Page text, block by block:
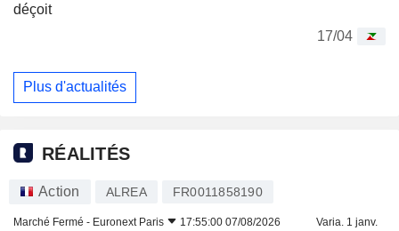
déçoit
17/04
Plus d'actualités
RÉALITÉS
Action ALREA FR0011858190
Marché Fermé - Euronext Paris 17:55:00 07/08/2026 Varia. 1 janv.